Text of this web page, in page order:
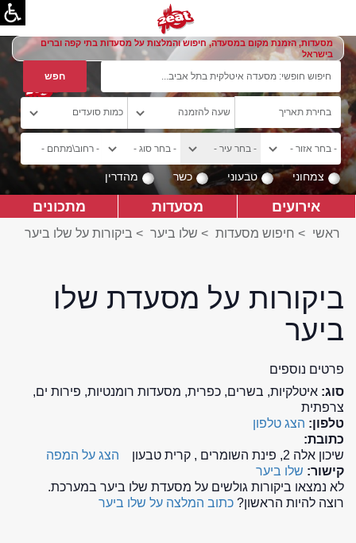
מסעדות, הזמנת מקום במסעדה, חיפוש והמלצות על מסעדות בתי קפה וברים
בישראל
צמחוני טבעוני כשר מהדרין
אירועים מסעדות מתכונים
ראשי > חיפוש מסעדות > שלו ביער > ביקורות על שלו ביער
ביקורות על מסעדת שלו
ביער
פרטים נוספים
סוג: איטלקיות, בשרים, כפרית, מסעדות רומנטיות, פירות ים,
צרפתית
טלפון: הצג טלפון
כתובת:
שיכון אלה 2, פינת השומרים , קרית טבעון
הצג על המפה
קישור: שלו ביער
לא נמצאו ביקורות גולשים על מסעדת שלו ביער במערכת.
רוצה להיות הראשון? כתוב המלצה על שלו ביער